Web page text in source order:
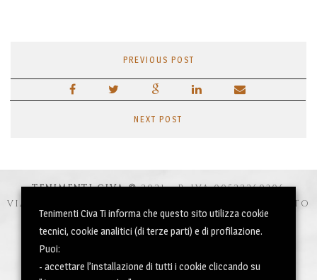
PREVIOUS POST
NEXT POST
TENIMENTI CIVA ©2021 - P. IVA 00522260306
VIA SUBIDA, 16 FRAZ. BELLAZOIA - 33040 POVOLETTO
(UDINE) – ITALIA
INFO@TENIMENTICIVA.COM | +39 0432 177 0382
ISCRIVITI ALLA NEWSLETTER
Tenimenti Civa Ti informa che questo sito utilizza cookie
tecnici, cookie analitici (di terze parti) e di profilazione.
Puoi:
- accettare l’installazione di tutti i cookie cliccando su